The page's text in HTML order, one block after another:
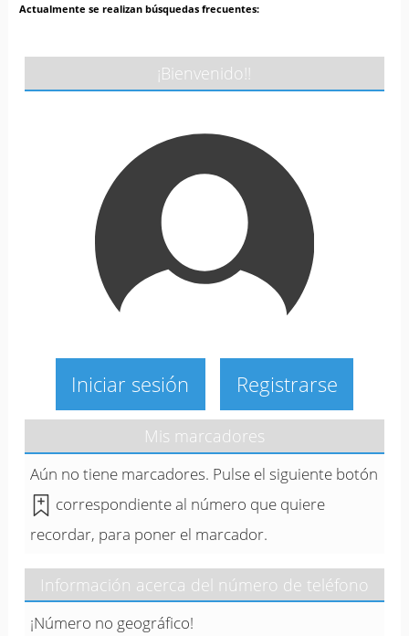
Actualmente se realizan búsquedas frecuentes:
¡Bienvenido!!
Iniciar sesión Registrarse
Mis marcadores
Aún no tiene marcadores. Pulse el siguiente botón
correspondiente al número que quiere
recordar, para poner el marcador.
Información acerca del número de teléfono
¡Número no geográfico!